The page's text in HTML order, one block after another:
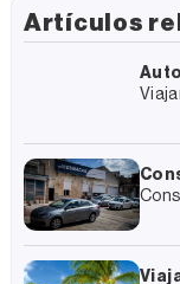
Artículos
y
en